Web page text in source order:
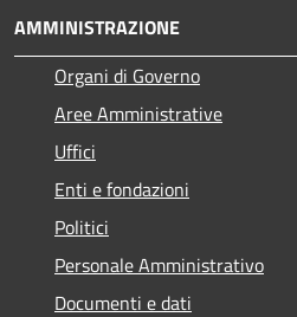
AMMINISTRAZIONE
Organi di Governo
Aree Amministrative
Uffici
Enti e fondazioni
Politici
Personale Amministrativo
Documenti e dati